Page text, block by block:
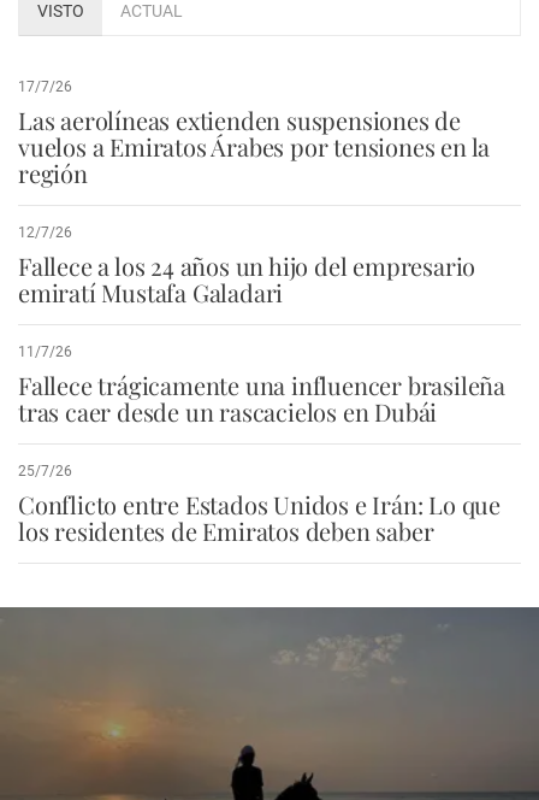
VISTO ACTUAL
17/7/26
Las aerolíneas extienden suspensiones de
vuelos a Emiratos Árabes por tensiones en la
región
12/7/26
Fallece a los 24 años un hijo del empresario
emiratí Mustafa Galadari
11/7/26
Fallece trágicamente una influencer brasileña
tras caer desde un rascacielos en Dubái
25/7/26
Conflicto entre Estados Unidos e Irán: Lo que
los residentes de Emiratos deben saber